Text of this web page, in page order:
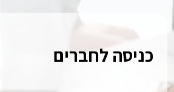
כניסה לחברים